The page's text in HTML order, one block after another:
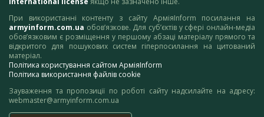
При використанні контенту з сайту АрміяInform посилання на
armyinform.com.ua обов’язкове. Для суб’єктів у сфері онлайн-медіа
обов’язковим є розміщення у першому абзаці матеріалу прямого та
відкритого для пошукових систем гіперпосилання на цитований
матеріал.
Політика користування сайтом АрміяInform
Політика використання файлів cookie
Зауваження та пропозиції по роботі сайту надсилайте на адресу:
webmaster@armyinform.com.ua